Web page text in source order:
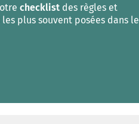
checklist des règles et
les plus souvent posées dans le